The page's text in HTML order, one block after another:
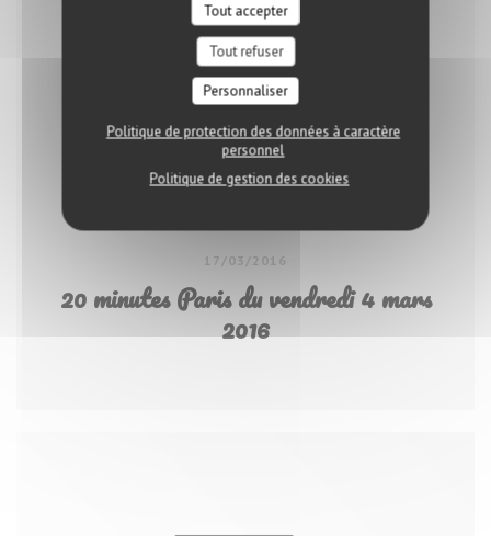
Tout accepter
Tout refuser
Personnaliser
Politique de protection des données à caractère
personnel
Politique de gestion des cookies
17/03/2016
20 minutes Paris du vendredi 4 mars
2016